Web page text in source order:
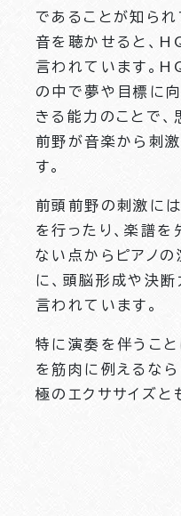
であることが知られ
音を聴かせると、
言われています。
の中で夢や目標に
きる能力のことで
前野が音楽から刺
す。
前頭前野の刺激に
を行ったり、楽譜
ない点からピアノの
に、頭脳形成や決
言われています。
特に演奏を伴うこ
を筋肉に例えるな
極のエクササイズと